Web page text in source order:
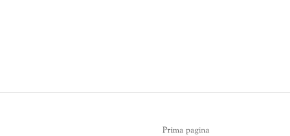
Prima pagina